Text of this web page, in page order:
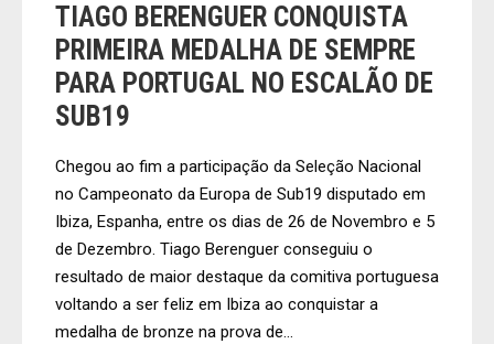
TIAGO BERENGUER CONQUISTA
PRIMEIRA MEDALHA DE SEMPRE
PARA PORTUGAL NO ESCALÃO DE
SUB19
Chegou ao fim a participação da Seleção Nacional
no Campeonato da Europa de Sub19 disputado em
Ibiza, Espanha, entre os dias de 26 de Novembro e 5
de Dezembro. Tiago Berenguer conseguiu o
resultado de maior destaque da comitiva portuguesa
voltando a ser feliz em Ibiza ao conquistar a
medalha de bronze na prova de...